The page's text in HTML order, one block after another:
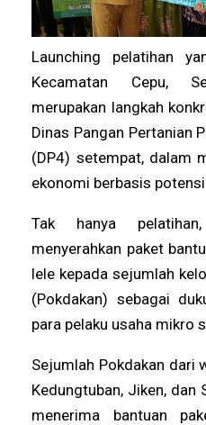
Launching pelatihan
Kecamatan Cepu,
merupakan langkah
Dinas Pangan Pertanian
(DP4) setempat, dalam
ekonomi berbasis
Tak hanya
menyerahkan paket
lele kepada sejumlah
(Pokdakan) sebagai
para pelaku usaha mikro
Sejumlah Pokdakan dari
Kedungtuban, Jiken,
menerima bantuan